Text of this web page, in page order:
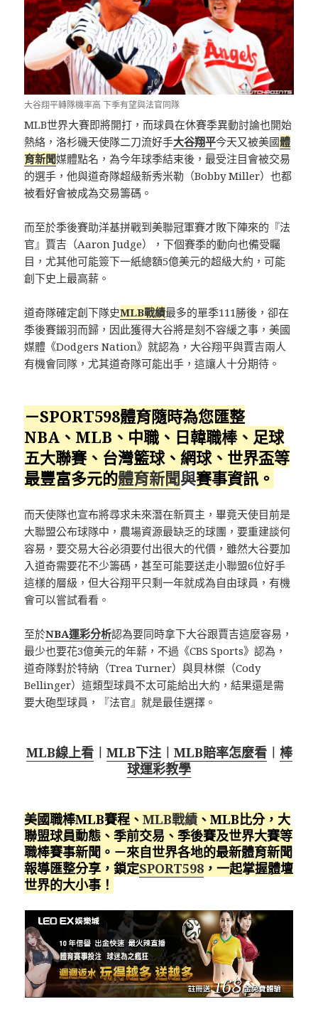
大谷翔平轉隊機率高 下季有望與法官同隊
MLB世界大賽即將開打，而球員在休賽季異動討論也開始
熱絡，洛杉磯天使隊二刀流好手大谷翔平今天又被美國體
育新聞媒體點名，為今年球季結束後，最受注目會被交易
的選手，他與道奇隊超級新秀米勒（Bobby Miller）也都
被看好會被成為交易籌碼。
而至於季後賽助洋基拼戰到美聯冠軍賽才敗下陣來的『法
官』賈吉（Aaron Judge），下個賽季的動向也備受矚
目，尤其他可能簽下一紙總額5億美元的超級大約，可能
創下史上最高薪。
道奇隊確定創下隊史MLB戰績最多的單季111勝後，卻在
季後賽鎩羽而歸，因此獲得大谷將是刻不容緩之事，美國
媒體《Dodgers Nation》就認為，大谷翔平與賈吉兩人
有機會同隊，尤其道奇隊可能出手，這讓人十分期待。
－SPORT598體育隨時為您匯整
NBA、MLB、中職、日韓職棒、足球
五大聯賽、台灣籃球、網球、 世界盃等
最豐富多元的體育新聞與賽事資訊。
而天使隊也宣布將尋求未來潛在新買主，畢竟天使目前是
大聯盟公布球隊中，農場資源最缺乏的球團，要重建談何
容易，要交易大谷必須要付出很大的代價，雖然大谷要加
入道奇需要花不少籌碼，甚至可能要送走小聯盟6位好手
這樣的層級，但大谷翔平只剩一年就成為自由球員，有機
會可以嘗試看看。
至於NBA運彩分析認為要同時拿下大谷跟賈吉這麼容易，
最少也要花3億美元的年薪，不過《CBS Sports》認為，
道奇隊對於特納（Trea Turner）與貝林傑（Cody
Bellinger）這類型球員不太可能給出大約，結果還是需
要大砲型球員，『法官』就是最佳選擇。
MLB線上看︱ MLB下注︱ MLB賠率怎麼看︱ 棒
球運彩教學
美國職棒MLB賽程、MLB戰績 、MLB比分，大
聯盟球員動態、季前交易、季後賽及世界大賽等
職棒賽事新聞。－來自世界各地的最新體育新聞
報導匯整分享，鎖定SPORT598 ，一起掌握體壇
世界的大小事！